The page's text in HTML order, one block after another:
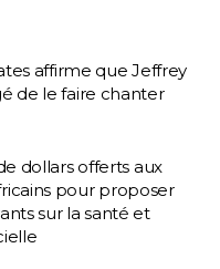
affirme que Jeffrey
de le faire chanter
dollars offerts aux
pour proposer
sur la santé et